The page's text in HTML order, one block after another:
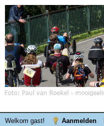
Welkom gast! Aanmelden